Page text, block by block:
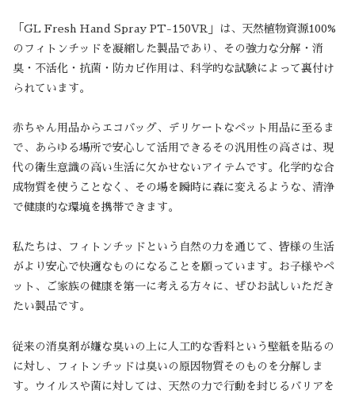
「GL Fresh Hand Spray PT-150VR」は、天然植物資源100%
のフィトンチッドを凝縮した製品であり、その強力な分解・消
臭・不活化・抗菌・防カビ作用は、科学的な試験によって裏付け
られています。
赤ちゃん用品からエコバッグ、デリケートなペット用品に至るま
で、あらゆる場所で安心して活用できるその汎用性の高さは、現
代の衛生意識の高い生活に欠かせないアイテムです。化学的な合
成物質を使うことなく、その場を瞬時に森に変えるような、清浄
で健康的な環境を携帯できます。
私たちは、フィトンチッドという自然の力を通じて、皆様の生活
がより安心で快適なものになることを願っています。お子様やペ
ット、ご家族の健康を第一に考える方々に、ぜひお試しいただき
たい製品です。
従来の消臭剤が嫌な臭いの上に人工的な香料という壁紙を貼るの
に対し、フィトンチッドは臭いの原因物質そのものを分解しま
す。ウイルスや菌に対しては、天然の力で行動を封じるバリアを